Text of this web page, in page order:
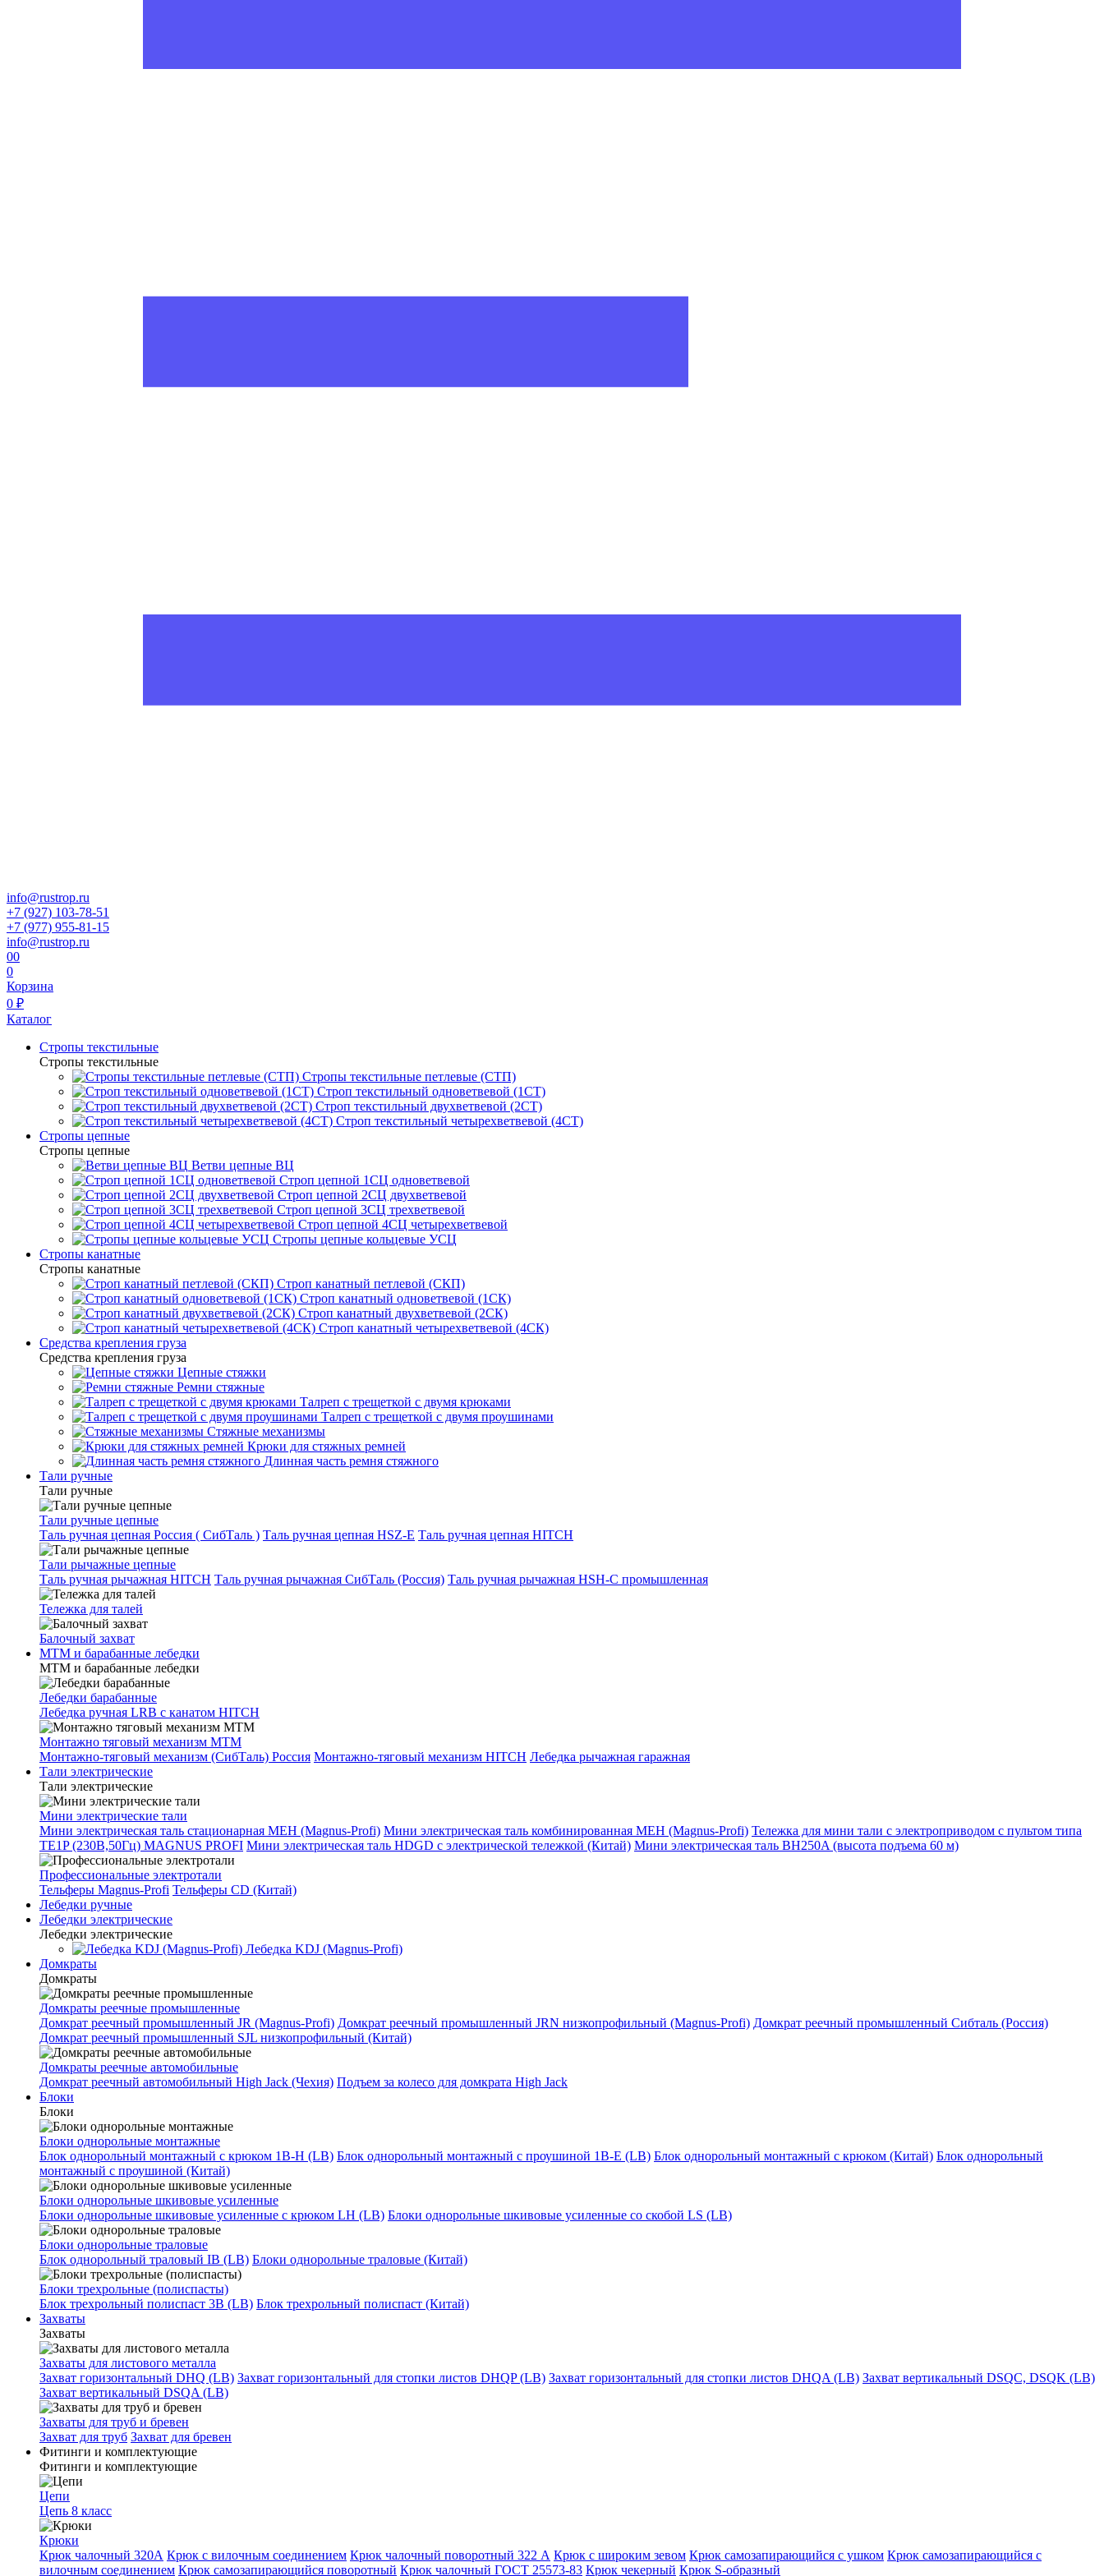
info@rustrop.ru
+7 (927) 103-78-51
+7 (977) 955-81-15
info@rustrop.ru
00
0
Корзина
0 ₽
Каталог
Стропы текстильные
Стропы текстильные
Стропы текстильные петлевые (СТП)
Строп текстильный одноветвевой (1СТ)
Строп текстильный двухветвевой (2СТ)
Строп текстильный четырехветвевой (4СТ)
Стропы цепные
Стропы цепные
Ветви цепные ВЦ
Строп цепной 1СЦ одноветвевой
Строп цепной 2СЦ двухветвевой
Строп цепной 3СЦ трехветвевой
Строп цепной 4СЦ четырехветвевой
Стропы цепные кольцевые УСЦ
Стропы канатные
Стропы канатные
Строп канатный петлевой (СКП)
Строп канатный одноветвевой (1СК)
Строп канатный двухветвевой (2СК)
Строп канатный четырехветвевой (4СК)
Средства крепления груза
Средства крепления груза
Цепные стяжки
Ремни стяжные
Талреп с трещеткой с двумя крюками
Талреп с трещеткой с двумя проушинами
Стяжные механизмы
Крюки для стяжных ремней
Длинная часть ремня стяжного
Тали ручные
Тали ручные
Тали ручные цепные
Таль ручная цепная Россия ( СибТаль ) Таль ручная цепная HSZ-E Таль ручная цепная HITCH
Тали рычажные цепные
Таль ручная рычажная HITCH Таль ручная рычажная СибТаль (Россия) Таль ручная рычажная HSH-C промышленная
Тележка для талей
Балочный захват
МТМ и барабанные лебедки
МТМ и барабанные лебедки
Лебедки барабанные
Лебедка ручная LRB с канатом HITCH
Монтажно тяговый механизм МТМ
Монтажно-тяговый механизм (СибТаль) Россия Монтажно-тяговый механизм HITCH Лебедка рычажная гаражная
Тали электрические
Тали электрические
Мини электрические тали
Мини электрическая таль стационарная МЕН (Magnus-Profi) Мини электрическая таль комбинированная МЕН (Magnus-Profi) Тележка для мини тали с электроприводом с пультом типа
TE1P (230В,50Гц) MAGNUS PROFI Мини электрическая таль HDGD с электрической тележкой (Китай) Мини электрическая таль BH250A (высота подъема 60 м)
Профессиональные электротали
Тельферы Magnus-Profi Тельферы CD (Китай)
Лебедки ручные
Лебедки электрические
Лебедки электрические
Лебедка KDJ (Magnus-Profi)
Домкраты
Домкраты
Домкраты реечные промышленные
Домкрат реечный промышленный JR (Magnus-Profi) Домкрат реечный промышленный JRN низкопрофильный (Magnus-Profi) Домкрат реечный промышленный Сибталь (Россия)
Домкрат реечный промышленный SJL низкопрофильный (Китай)
Домкраты реечные автомобильные
Домкрат реечный автомобильный High Jack (Чехия) Подъем за колесо для домкрата High Jack
Блоки
Блоки
Блоки однорольные монтажные
Блок однорольный монтажный с крюком 1B-H (LB) Блок однорольный монтажный с проушиной 1B-E (LB) Блок однорольный монтажный с крюком (Китай) Блок однорольный
монтажный с проушиной (Китай)
Блоки однорольные шкивовые усиленные
Блоки однорольные шкивовые усиленные с крюком LH (LB) Блоки однорольные шкивовые усиленные со скобой LS (LB)
Блоки однорольные траловые
Блок однорольный траловый IB (LB) Блоки однорольные траловые (Китай)
Блоки трехрольные (полиспасты)
Блок трехрольный полиспаст 3B (LB) Блок трехрольный полиспаст (Китай)
Захваты
Захваты
Захваты для листового металла
Захват горизонтальный DHQ (LB) Захват горизонтальный для стопки листов DHQP (LB) Захват горизонтальный для стопки листов DHQA (LB) Захват вертикальный DSQC, DSQK (LB)
Захват вертикальный DSQA (LB)
Захваты для труб и бревен
Захват для труб Захват для бревен
Фитинги и комплектующие
Фитинги и комплектующие
Цепи
Цепь 8 класс
Крюки
Крюк чалочный 320А Крюк с вилочным соединением Крюк чалочный поворотный 322 А Крюк с широким зевом Крюк самозапирающийся с ушком Крюк самозапирающийся с
вилочным соединением Крюк самозапирающийся поворотный Крюк чалочный ГОСТ 25573-83 Крюк чекерный Крюк S-образный